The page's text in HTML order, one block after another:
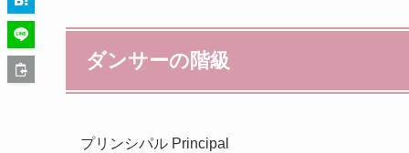
ダンサーの階級
プリンシパル Principal